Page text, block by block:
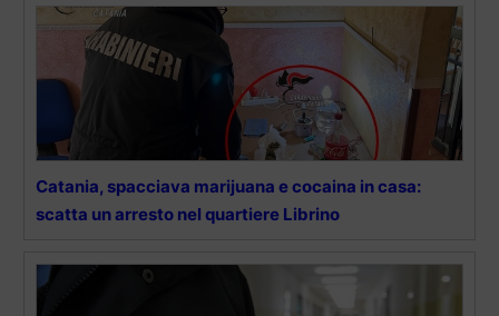
Catania, spacciava marijuana e cocaina in casa:
scatta un arresto nel quartiere Librino